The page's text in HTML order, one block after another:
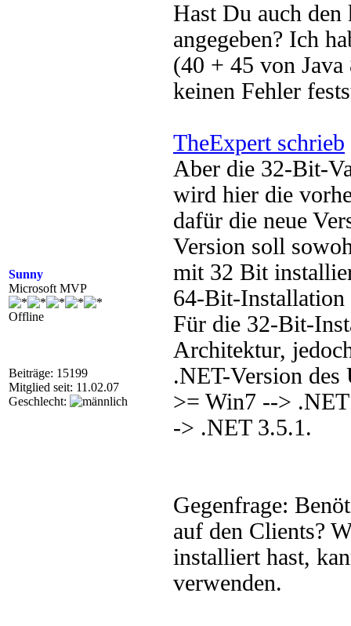
Sunny
Microsoft MVP
Offline
Beiträge: 15199
Mitglied seit: 11.02.07
Geschlecht:
Hast Du auch
angegeben? Ich
(40 + 45 von
keinen Fehler
TheExpert schrieb
Aber die 32-Bit-
wird hier die
dafür die neue
Version soll
mit 32 Bit
64-Bit-Installation
Für die 32-Bit-
Architektur,
.NET-Version
>= Win7 -->
-> .NET 3.5.1.
Gegenfrage:
auf den Clients?
installiert hast,
verwenden.